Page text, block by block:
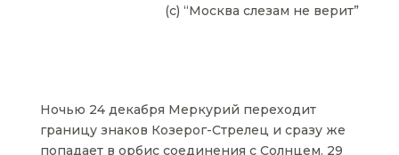
(с) “Москва слезам не верит”
Ночью 24 декабря Меркурий переходит
границу знаков Козерог-Стрелец и сразу же
попадает в орбис соединения с Солнцем. 29